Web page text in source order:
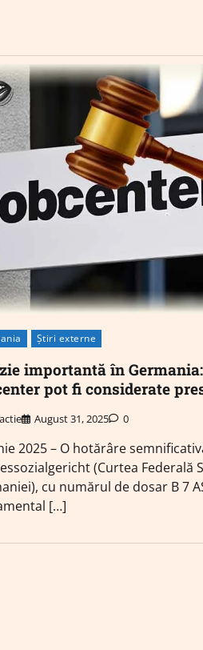
Știri externe
importantă în
pot fi considerate
August 31, 2025 0
2025 – O hotărâre
(Curtea Federală
cu numărul de dosar B 7
[…]